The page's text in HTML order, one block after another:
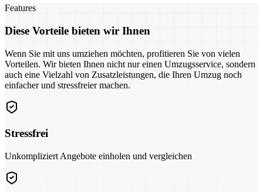
Features
Diese Vorteile bieten wir Ihnen
Wenn Sie mit uns umziehen möchten, profitieren Sie von vielen
Vorteilen. Wir bieten Ihnen nicht nur einen Umzugsservice, sondern
auch eine Vielzahl von Zusatzleistungen, die Ihren Umzug noch
einfacher und stressfreier machen.
Stressfrei
Unkompliziert Angebote einholen und vergleichen